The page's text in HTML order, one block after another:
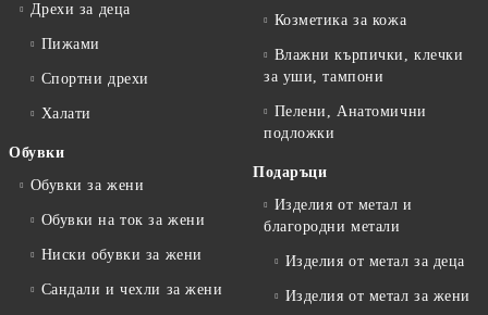
Дрехи за деца
Пижами
Спортни дрехи
Халати
Обувки
Обувки за жени
Обувки на ток за жени
Ниски обувки за жени
Сандали и чехли за жени
Козметика за кожа
Влажни кърпички, клечки
за уши, тампони
Пелени, Анатомични
подложки
Подаръци
Изделия от метал и
благородни метали
Изделия от метал за деца
Изделия от метал за жени